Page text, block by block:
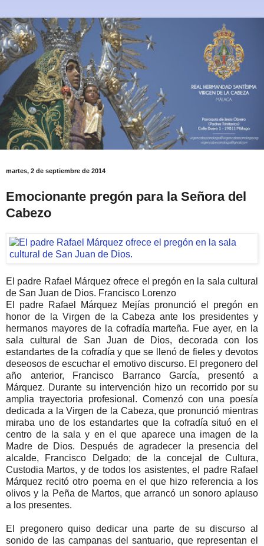
martes, 2 de septiembre de 2014
Emocionante pregón para la Señora del
Cabezo
El padre Rafael Márquez ofrece el pregón en la sala cultural
de San Juan de Dios. Francisco Lorenzo
El padre Rafael Márquez Mejías pronunció el pregón en
honor de la Virgen de la Cabeza ante los presidentes y
hermanos mayores de la cofradía marteña. Fue ayer, en la
sala cultural de San Juan de Dios, decorada con los
estandartes de la cofradía y que se llenó de fieles y devotos
deseosos de escuchar el emotivo discurso. El pregonero del
año anterior, Francisco Barranco García, presentó a
Márquez. Durante su intervención hizo un recorrido por su
amplia trayectoria profesional. Comenzó con una poesía
dedicada a la Virgen de la Cabeza, que pronunció mientras
miraba uno de los estandartes que la cofradía situó en el
centro de la sala y en el que aparece una imagen de la
Madre de Dios. Después de agradecer la presencia del
alcalde, Francisco Delgado; de la concejal de Cultura,
Custodia Martos, y de todos los asistentes, el padre Rafael
Márquez recitó otro poema en el que hizo referencia a los
olivos y la Peña de Martos, que arrancó un sonoro aplauso
a los presentes.
El pregonero quiso dedicar una parte de su discurso al
sonido de las campanas del santuario, que representan el